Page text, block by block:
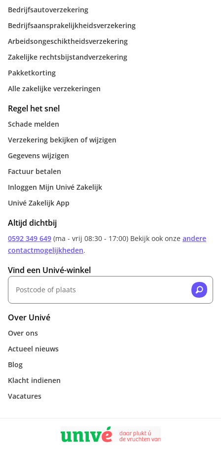
Bedrijfsautoverzekering
Bedrijfsaansprakelijkheidsverzekering
Arbeidsongeschiktheidsverzekering
Zakelijke rechtsbijstandverzekering
Pakketkorting
Alle zakelijke verzekeringen
Regel het snel
Schade melden
Verzekering bekijken of wijzigen
Gegevens wijzigen
Factuur betalen
Inloggen Mijn Univé Zakelijk
Univé Zakelijk App
Altijd dichtbij
0592 349 649 (ma - vrij 08:30 - 17:00) Bekijk ook onze andere
contactmogelijkheden.
Vind een Univé-winkel
Over Univé
Over ons
Actueel nieuws
Blog
Klacht indienen
Vacatures